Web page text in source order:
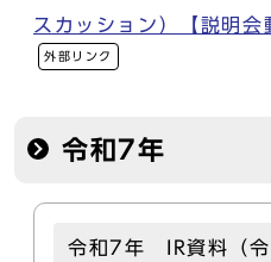
スカッション）【説明会
外部リンク
令和7年
令和7年 IR資料（令